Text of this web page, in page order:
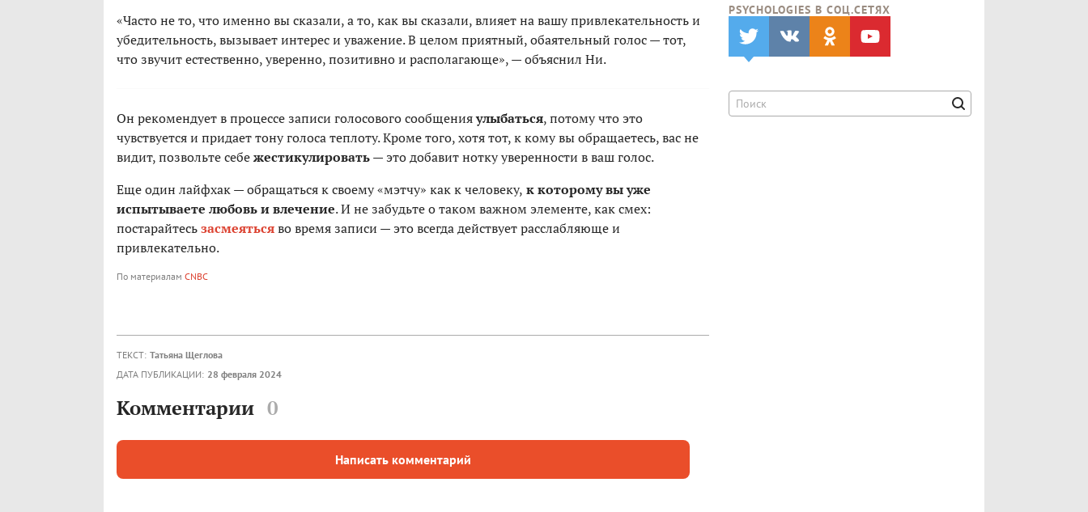
«Часто не то, что именно вы сказали, а то, как вы сказали, влияет на вашу привлекательность и
убедительность, вызывает интерес и уважение. В целом приятный, обаятельный голос — тот,
что звучит естественно, уверенно, позитивно и располагающе», — объяснил Ни.
Он рекомендует в процессе записи голосового сообщенияулыбаться, потому что это
чувствуется и придает тону голоса теплоту. Кроме того, хотя тот, к кому вы обращаетесь, вас не
видит, позвольте себежестикулировать— это добавит нотку уверенности в ваш голос.
Еще один лайфхак — обращаться к своему «мэтчу» как к человеку, к которому вы уже
испытываете любовь и влечение. И не забудьте о таком важном элементе, как смех:
постарайтесьзасмеятьсяво время записи — это всегда действует расслабляюще и
привлекательно.
По материалам CNBC
ТЕКСТ: Татьяна Щеглова
ДАТА ПУБЛИКАЦИИ: 28 февраля 2024
Комментарии 0
Написать комментарий
PSYCHOLOGIES В CОЦ.СЕТЯХ